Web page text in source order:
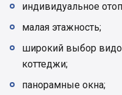
индивидуальное
малая этажность;
широкий выбор
коттеджи;
панорамные окна;